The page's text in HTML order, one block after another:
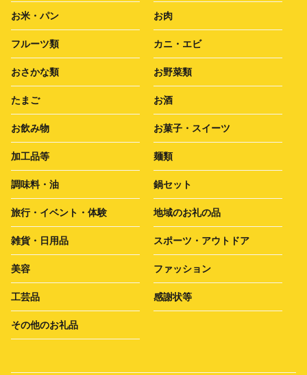
お米・パン お肉
フルーツ類 カニ・エビ
おさかな類 お野菜類
たまご お酒
お飲み物 お菓子・スイーツ
加工品等 麺類
調味料・油 鍋セット
旅行・イベント・体験 地域のお礼の品
雑貨・日用品 スポーツ・アウトドア
美容 ファッション
工芸品 感謝状等
その他のお礼品